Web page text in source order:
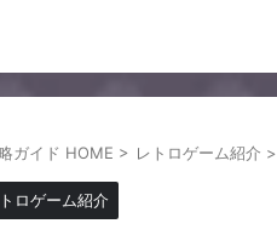
ガイド HOME > レトロゲーム紹介 >
ロゲーム紹介